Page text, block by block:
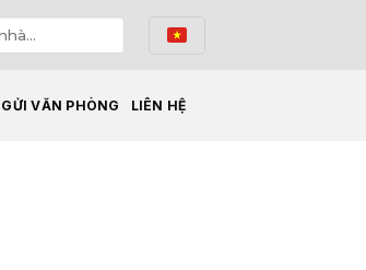
VĂN PHÒNG LIÊN HỆ